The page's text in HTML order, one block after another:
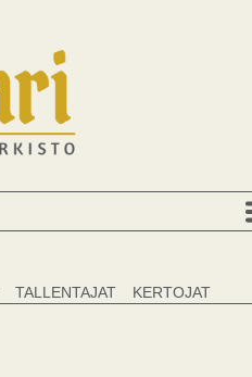
TALLENTAJAT KERTOJAT